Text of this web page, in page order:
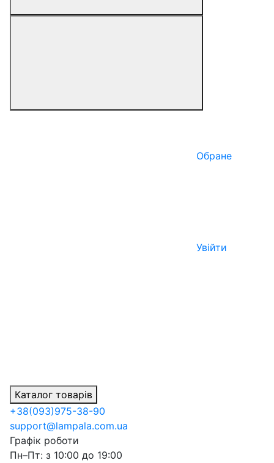
Обране
Увійти
Каталог товарів
+38(093)975-38-90
support@lampala.com.ua
Графік роботи
Пн–Пт: з 10:00 до 19:00